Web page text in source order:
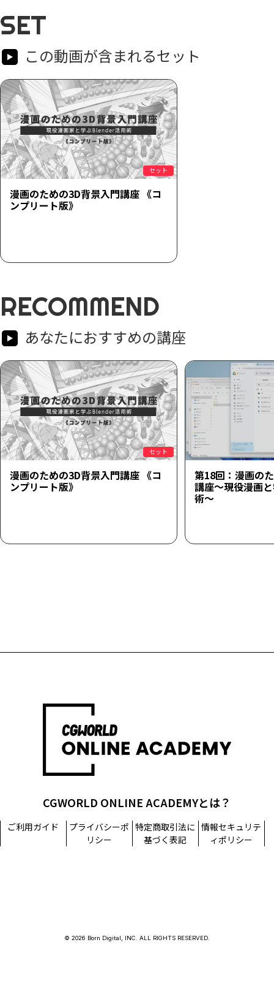
SET
この動画が含まれるセット
セット
漫画のための3D背景入門講座 《コ
ンプリート版》
RECOMMEND
あなたにおすすめの講座
セット
漫画のための3D背景入門講座 《コ
ンプリート版》
第18回：漫画の
講座～現役漫画
術～
CGWORLD ONLINE ACADEMYとは？
ご利用ガイド
プライバシーポ
リシー
特定商取引法に
基づく表記
情報セキュリテ
ィポリシー
© 2026 Born Digital, INC. ALL RIGHTS RESERVED.